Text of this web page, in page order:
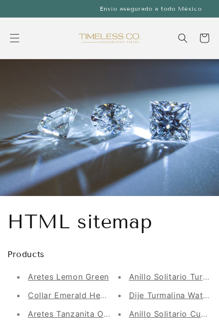
al contenido
Envío asegurado a todo México
Carrito
HTML sitemap
Products
Aretes Lemon Green
Collar Emerald Heart
Aretes Tanzanita Oval y Diamantes
Anillo Solitario
Dije Turmalina
Anillo Solitario